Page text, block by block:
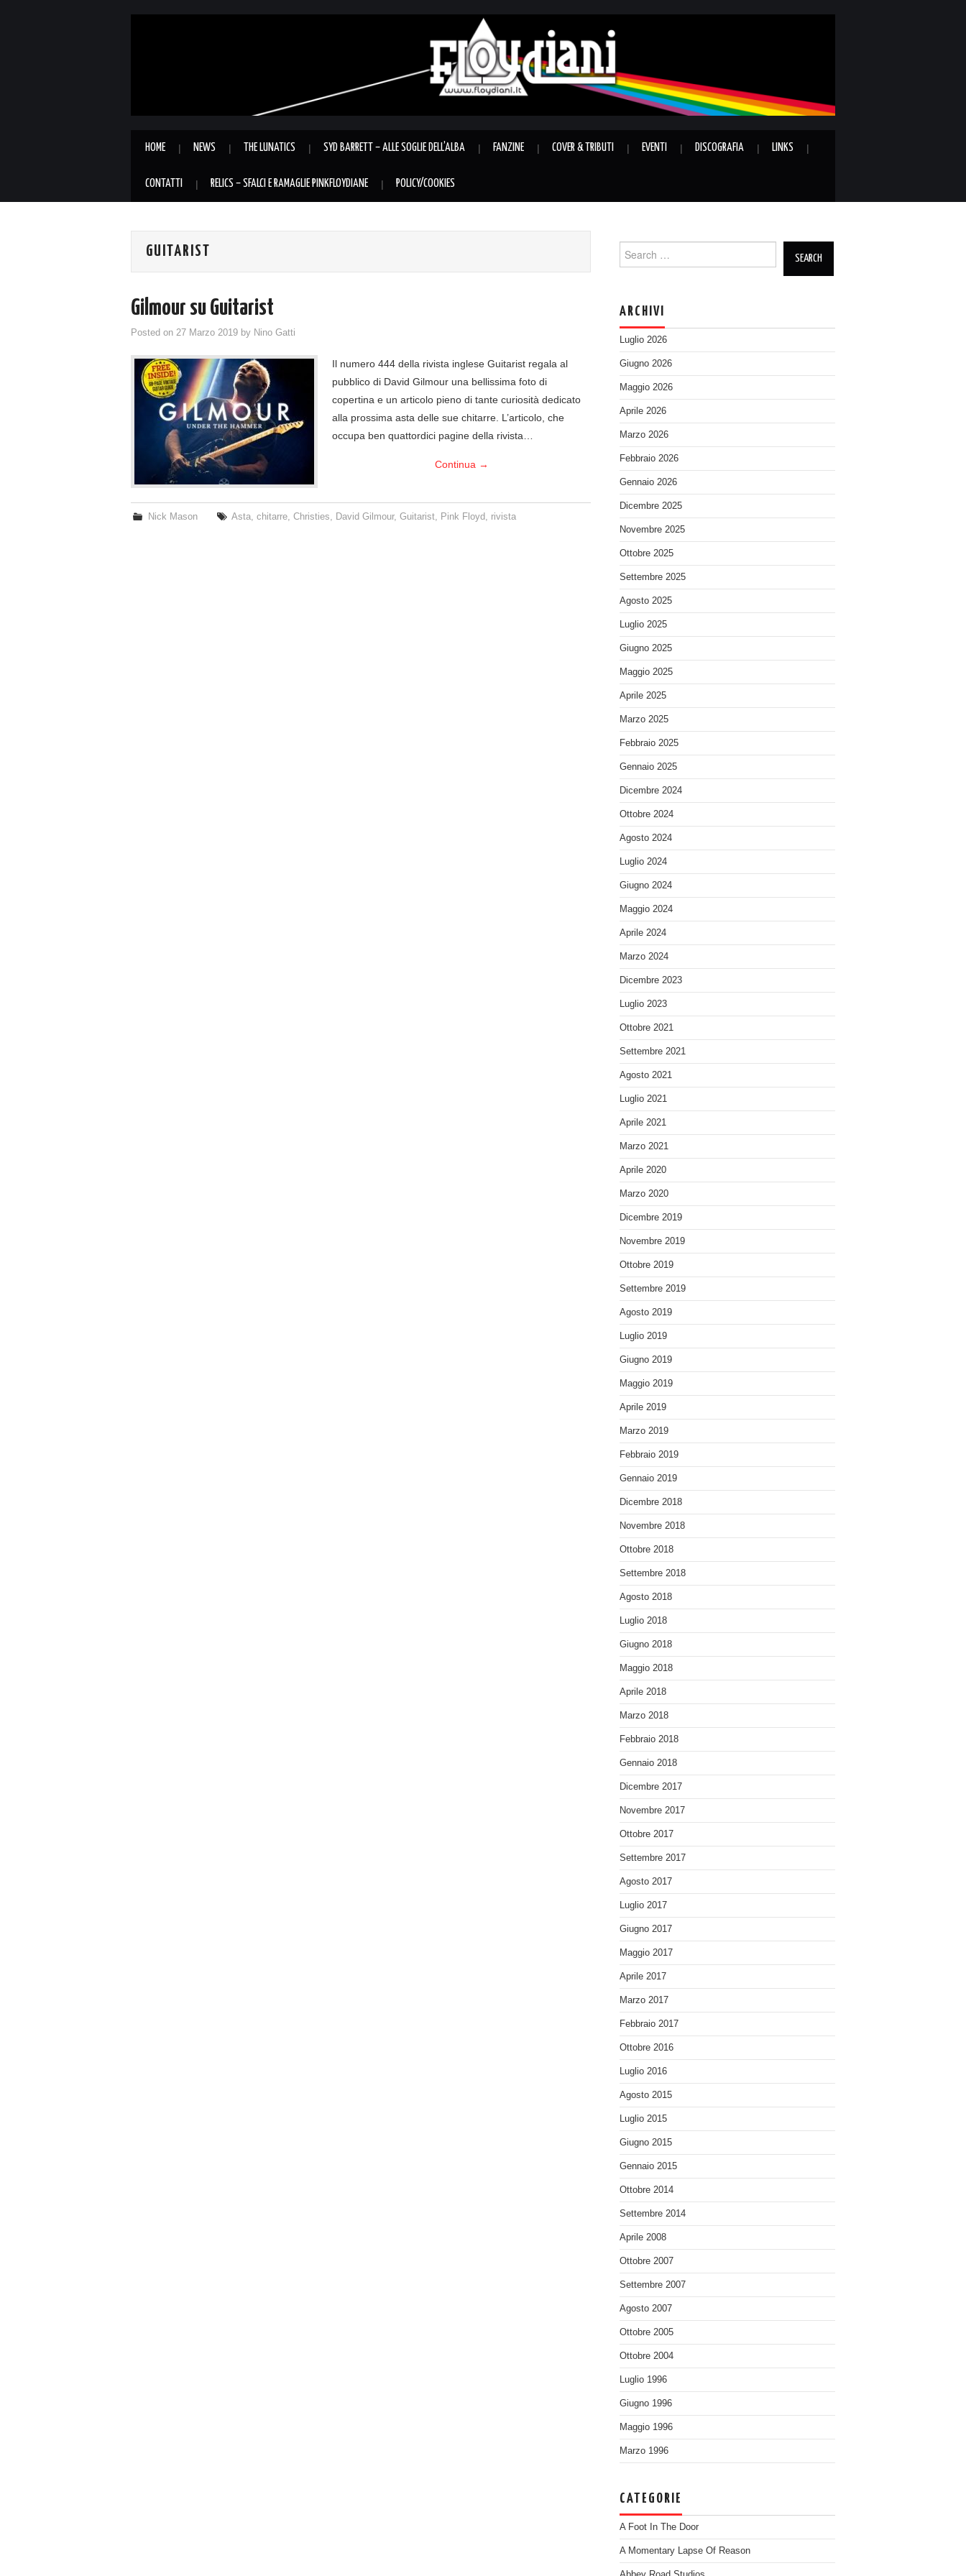
HOME NEWS THE LUNATICS SYD BARRETT – ALLE SOGLIE DELL’ALBA FANZINE COVER & TRIBUTI EVENTI DISCOGRAFIA LINKS
CONTATTI RELICS – SFALCI E RAMAGLIE PINKFLOYDIANE POLICY/COOKIES
GUITARIST
Gilmour su Guitarist
Posted on 27 Marzo 2019 by Nino Gatti
Il numero 444 della rivista inglese Guitarist regala al
pubblico di David Gilmour una bellissima foto di
copertina e un articolo pieno di tante curiosità dedicato
alla prossima asta delle sue chitarre. L’articolo, che
occupa ben quattordici pagine della rivista…
Continua →
Nick Mason Asta ,chitarre ,Christies David Gilmour,Guitarist Pink Floyd rivista
for:
ARCHIVI
Luglio 2026
Giugno 2026
Maggio 2026
Aprile 2026
Marzo 2026
Febbraio 2026
Gennaio 2026
Dicembre 2025
Novembre 2025
Ottobre 2025
Settembre 2025
Agosto 2025
Luglio 2025
Giugno 2025
Maggio 2025
Aprile 2025
Marzo 2025
Febbraio 2025
Gennaio 2025
Dicembre 2024
Ottobre 2024
Agosto 2024
Luglio 2024
Giugno 2024
Maggio 2024
Aprile 2024
Marzo 2024
Dicembre 2023
Luglio 2023
Ottobre 2021
Settembre 2021
Agosto 2021
Luglio 2021
Aprile 2021
Marzo 2021
Aprile 2020
Marzo 2020
Dicembre 2019
Novembre 2019
Ottobre 2019
Settembre 2019
Agosto 2019
Luglio 2019
Giugno 2019
Maggio 2019
Aprile 2019
Marzo 2019
Febbraio 2019
Gennaio 2019
Dicembre 2018
Novembre 2018
Ottobre 2018
Settembre 2018
Agosto 2018
Luglio 2018
Giugno 2018
Maggio 2018
Aprile 2018
Marzo 2018
Febbraio 2018
Gennaio 2018
Dicembre 2017
Novembre 2017
Ottobre 2017
Settembre 2017
Agosto 2017
Luglio 2017
Giugno 2017
Maggio 2017
Aprile 2017
Marzo 2017
Febbraio 2017
Ottobre 2016
Luglio 2016
Agosto 2015
Luglio 2015
Giugno 2015
Gennaio 2015
Ottobre 2014
Settembre 2014
Aprile 2008
Ottobre 2007
Settembre 2007
Agosto 2007
Ottobre 2005
Ottobre 2004
Luglio 1996
Giugno 1996
Maggio 1996
Marzo 1996
CATEGORIE
A Foot In The Door
A Momentary Lapse Of Reason